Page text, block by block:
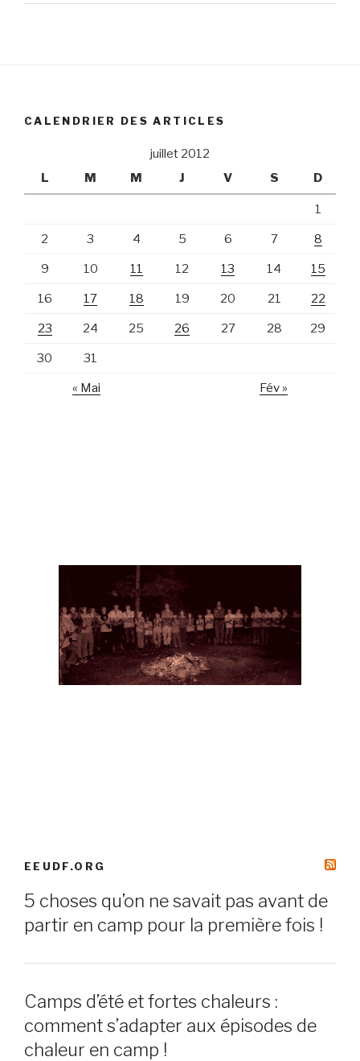
CALENDRIER DES ARTICLES
juillet 2012
L
M M J V S D
1
2 3 4 5 6 7 8
9 10 11 12 13 14 15
16 17 18 19 20 21 22
23 24 25 26 27 28 29
30 31
« Mai Fév »
EEUDF.ORG
5 choses qu’on ne savait pas avant de
partir en camp pour la première fois !
Camps d’été et fortes chaleurs :
comment s’adapter aux épisodes de
chaleur en camp !